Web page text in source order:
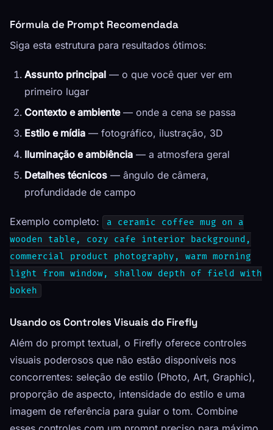
Fórmula de Prompt Recomendada
Siga esta estrutura para resultados ótimos:
Assunto principal — o que você quer ver em
primeiro lugar
Contexto e ambiente— onde a cena se passa
Estilo e mídia — fotográfico, ilustração, 3D
Iluminação e ambiência — a atmosfera geral
Detalhes técnicos — ângulo de câmera,
profundidade de campo
Exemplo completo:
a ceramic coffee mug on a
wooden table, cozy cafe interior background,
commercial product photography, warm morning
light from window, shallow depth of field with
bokeh
Usando os Controles Visuais do Firefly
Além do prompt textual, o Firefly oferece controles
visuais poderosos que não estão disponíveis nos
concorrentes: seleção de estilo (Photo, Art, Graphic),
proporção de aspecto, intensidade do estilo e uma
imagem de referência para guiar o tom. Combine